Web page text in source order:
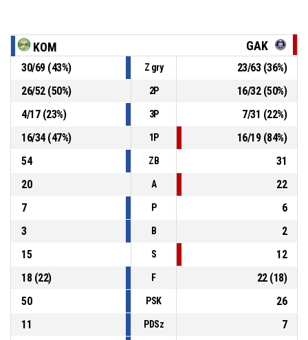
77, D. Oner, Faulowany(-a)
P4 00:19 , Faul osobisty
00:25
80-67
17, A. Gabryjelski
Port Gdynia GAK
- przegrywają 13
KOM GAK
30/69(43%) Z gry 23/63(36%)
26/52(50%) 2P 16/32(50%)
4/17(23%) 3P 7/31 (22%)
16/34(47%) 1P 16/19(84%)
54
ZB
31
20
A
22
7
P
6
3
B
2
15
S
12
18(22) F 22(18)
50
PSK
26
11
PDSz
7